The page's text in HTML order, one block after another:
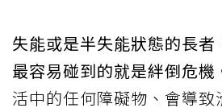
失能或是半失能狀態的長者
最容易碰到的就是絆倒危機
活中的任何障礙物、會導致